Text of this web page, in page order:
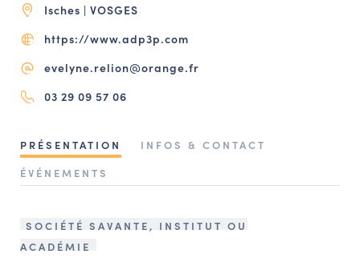
Espace acteurs
NAVIGATION FILTRÉE « ACTEURS »
PORTAIL CULTURE
Comité d'Histoire Régionale
Service Inventaire et Patrimoines de la Région Grand Est
VOUS ÊTES…
Isches | VOSGES
https://www.adp3p.com
evelyne.relion@orange.fr
03 29 09 57 06
PRÉSENTATION
INFOS & CONTACT
ÉVÉNEMENTS
SOCIÉTÉ SAVANTE, INSTITUT OU
ACADÉMIE